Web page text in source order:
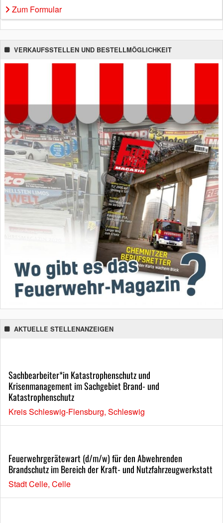
Zum Formular
VERKAUFSSTELLEN UND BESTELLMÖGLICHKEIT
AKTUELLE STELLENANZEIGEN
Sachbearbeiter*in Katastrophenschutz und
Krisenmanagement im Sachgebiet Brand- und
Katastrophenschutz
Kreis Schleswig-Flensburg, Schleswig
Feuerwehrgerätewart (d/m/w) für den Abwehrenden
Brandschutz im Bereich der Kraft- und Nutzfahrzeugwerkstatt
Stadt Celle, Celle